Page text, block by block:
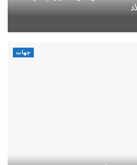
جهات